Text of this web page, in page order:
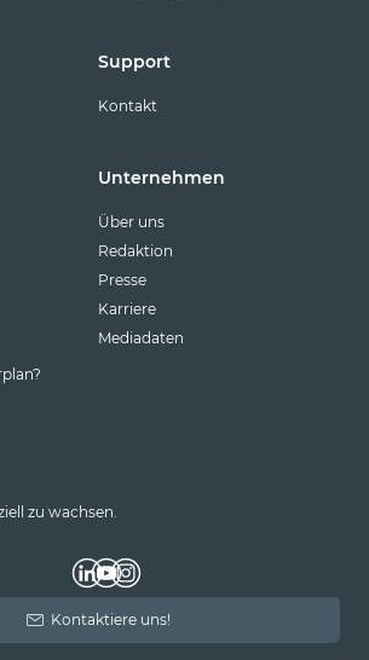
Support
Kontakt
Unternehmen
Über uns
Redaktion
Presse
Karriere
Mediadaten
zu wachsen.
Kontaktiere uns!